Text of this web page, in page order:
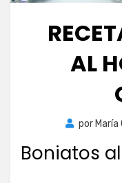
AL
por
Boniatos